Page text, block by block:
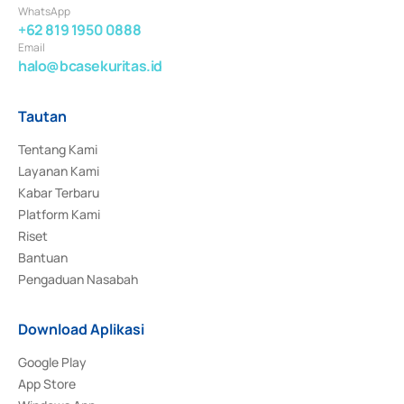
WhatsApp
+62 819 1950 0888
Email
halo@bcasekuritas.id
Tautan
Tentang Kami
Layanan Kami
Kabar Terbaru
Platform Kami
Riset
Bantuan
Pengaduan Nasabah
Download Aplikasi
Google Play
App Store